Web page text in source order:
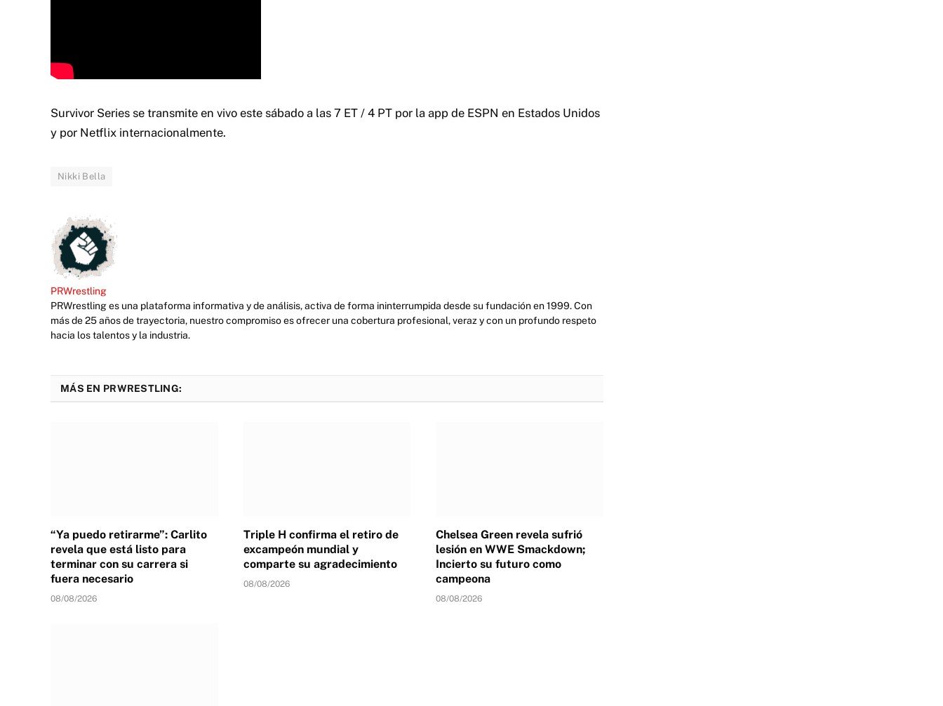
Survivor Series se transmite en vivo este sábado a las 7 ET / 4 PT por la app de ESPN en Estados Unidos
y por Netflix internacionalmente.
Nikki Bella
PRWrestling
PRWrestling es una plataforma informativa y de análisis, activa de forma ininterrumpida desde su fundación en 1999. Con
más de 25 años de trayectoria, nuestro compromiso es ofrecer una cobertura profesional, veraz y con un profundo respeto
hacia los talentos y la industria.
MÁS EN PRWRESTLING:
“Ya puedo retirarme”: Carlito
revela que está listo para
terminar con su carrera si
fuera necesario
08/08/2026
Triple H confirma el retiro de
excampeón mundial y
comparte su agradecimiento
08/08/2026
Chelsea Green revela sufrió
lesión en WWE Smackdown;
Incierto su futuro como
campeona
08/08/2026